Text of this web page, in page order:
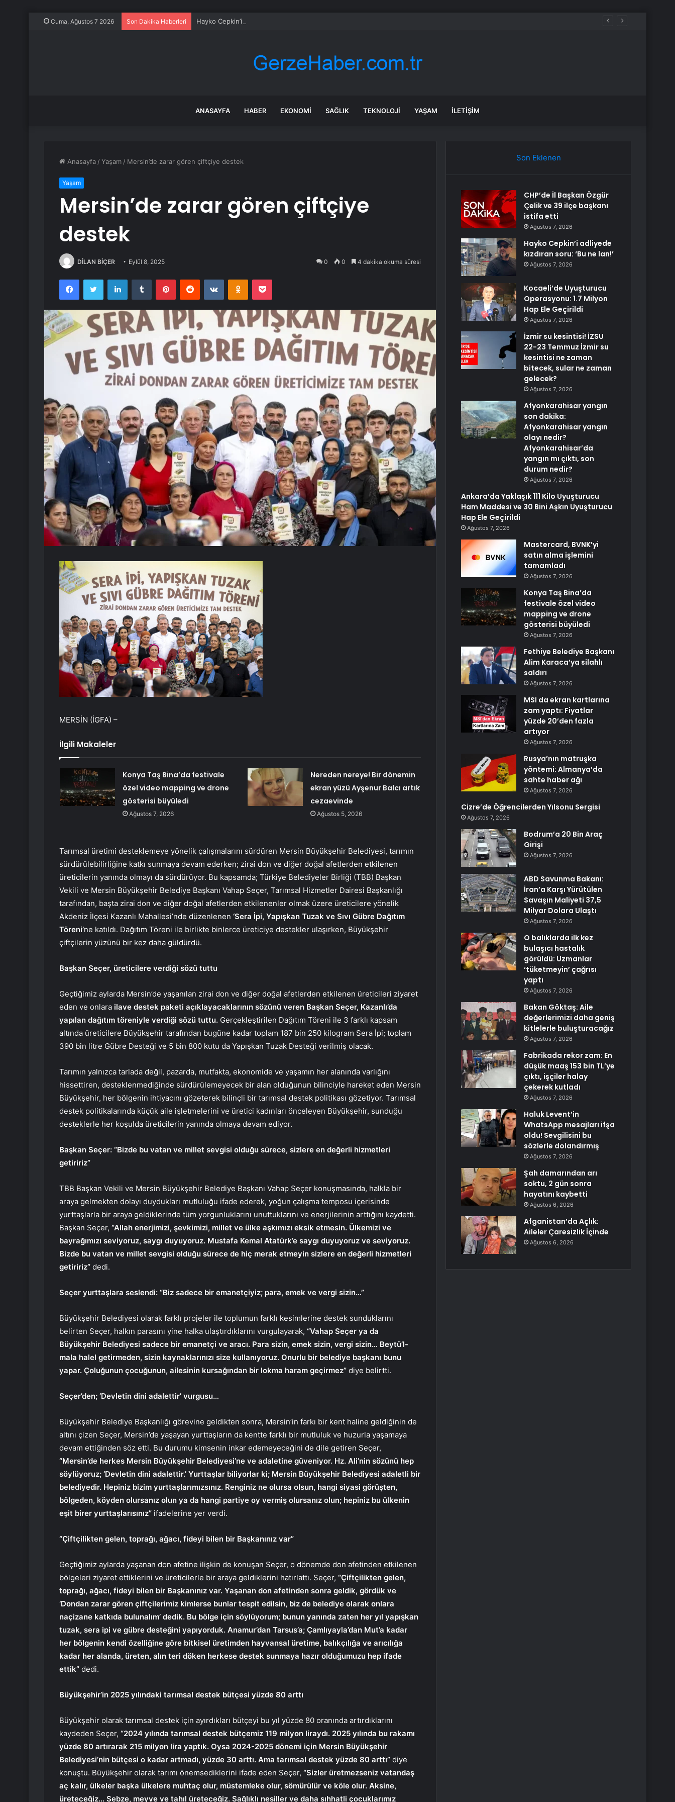
Cuma, Ağustos 7 2026 Son Dakika Haberleri Hayko Cepkin’i adliyede kızdıran soru: ‘Bu ne lan!’
ANASAYFA HABER EKONOMI SAĞLIK TEKNOLOJI YAŞAM İLETIŞIM
Anasayfa /Yaşam / Mersin’de zarar gören çiftçiye destek
Yaşam
Mersin’de zarar gören çiftçiye
destek
DİLAN BİÇER Eylül 8, 2025 0 0 4 dakika okuma süresi
FacebookTwitter LinkedInTumblr PinterestReddit VKontakteOdnoklassniki
Pocket
MERSİN (İGFA) –
İlgili Makaleler
Konya Taş Bina’da festivale
özel video mapping ve drone
gösterisi büyüledi
Ağustos 7, 2026
Nereden nereye! Bir dönemin
ekran yüzü Ayşenur Balcı artık
cezaevinde
Ağustos 5, 2026
Tarımsal üretimi desteklemeye yönelik çalışmalarını sürdüren Mersin Büyükşehir Belediyesi, tarımın
sürdürülebilirliğine katkı sunmaya devam ederken; zirai don ve diğer doğal afetlerden etkilenen
üreticilerin yanında olmayı da sürdürüyor. Bu kapsamda; Türkiye Belediyeler Birliği (TBB) Başkan
Vekili ve Mersin Büyükşehir Belediye Başkanı Vahap Seçer, Tarımsal Hizmetler Dairesi Başkanlığı
tarafından, başta zirai don ve diğer doğal afetlerden etkilenenler olmak üzere üreticilere yönelik
Akdeniz İlçesi Kazanlı Mahallesi’nde düzenlenen ‘Sera İpi, Yapışkan Tuzak ve Sıvı Gübre Dağıtım
Töreni’ne katıldı. Dağıtım Töreni ile birlikte binlerce üreticiye destekler ulaşırken, Büyükşehir
çiftçilerin yüzünü bir kez daha güldürdü.
Başkan Seçer, üreticilere verdiği sözü tuttu
Geçtiğimiz aylarda Mersin’de yaşanılan zirai don ve diğer doğal afetlerden etkilenen üreticileri ziyaret
eden ve onlara ilave destek paketi açıklayacaklarının sözünü veren Başkan Seçer, Kazanlı’da
yapılan dağıtım töreniyle verdiği sözü tuttu. Gerçekleştirilen Dağıtım Töreni ile 3 farklı kapsam
altında üreticilere Büyükşehir tarafından bugüne kadar toplam 187 bin 250 kilogram Sera İpi; toplam
390 bin litre Gübre Desteği ve 5 bin 800 kutu da Yapışkan Tuzak Desteği verilmiş olacak.
Tarımın yalnızca tarlada değil, pazarda, mutfakta, ekonomide ve yaşamın her alanında varlığını
hissettiren, desteklenmediğinde sürdürülemeyecek bir alan olduğunun bilinciyle hareket eden Mersin
Büyükşehir, her bölgenin ihtiyacını gözeterek bilinçli bir tarımsal destek politikası gözetiyor. Tarımsal
destek politikalarında küçük aile işletmelerini ve üretici kadınları önceleyen Büyükşehir, sunduğu
desteklerle her koşulda üreticilerin yanında olmaya devam ediyor.
Başkan Seçer: “Bizde bu vatan ve millet sevgisi olduğu sürece, sizlere en değerli hizmetleri
getiririz”
TBB Başkan Vekili ve Mersin Büyükşehir Belediye Başkanı Vahap Seçer konuşmasında, halkla bir
araya gelmekten dolayı duydukları mutluluğu ifade ederek, yoğun çalışma temposu içerisinde
yurttaşlarla bir araya geldiklerinde tüm yorgunluklarını unuttuklarını ve enerjilerinin arttığını kaydetti.
Başkan Seçer, “Allah enerjimizi, şevkimizi, millet ve ülke aşkımızı eksik etmesin. Ülkemizi ve
bayrağımızı seviyoruz, saygı duyuyoruz. Mustafa Kemal Atatürk’e saygı duyuyoruz ve seviyoruz.
Bizde bu vatan ve millet sevgisi olduğu sürece de hiç merak etmeyin sizlere en değerli hizmetleri
getiririz” dedi.
Seçer yurttaşlara seslendi: “Biz sadece bir emanetçiyiz; para, emek ve vergi sizin…”
Büyükşehir Belediyesi olarak farklı projeler ile toplumun farklı kesimlerine destek sunduklarını
belirten Seçer, halkın parasını yine halka ulaştırdıklarını vurgulayarak, “Vahap Seçer ya da
Büyükşehir Belediyesi sadece bir emanetçi ve aracı. Para sizin, emek sizin, vergi sizin… Beytü’l-
mala halel getirmeden, sizin kaynaklarınızı size kullanıyoruz. Onurlu bir belediye başkanı bunu
yapar. Çoluğunun çocuğunun, ailesinin kursağından bir lokma haram geçirmez” diye belirtti.
Seçer’den; ‘Devletin dini adalettir’ vurgusu…
Büyükşehir Belediye Başkanlığı görevine geldikten sonra, Mersin’in farkı bir kent haline geldiğinin de
altını çizen Seçer, Mersin’de yaşayan yurttaşların da kentte farklı bir mutluluk ve huzurla yaşamaya
devam ettiğinden söz etti. Bu durumu kimsenin inkar edemeyeceğini de dile getiren Seçer,
“Mersin’de herkes Mersin Büyükşehir Belediyesi’ne ve adaletine güveniyor. Hz. Ali’nin sözünü hep
söylüyoruz; ‘Devletin dini adalettir.’ Yurttaşlar biliyorlar ki; Mersin Büyükşehir Belediyesi adaletli bir
belediyedir. Hepiniz bizim yurttaşlarımızsınız. Renginiz ne olursa olsun, hangi siyasi görüşten,
bölgeden, köyden olursanız olun ya da hangi partiye oy vermiş olursanız olun; hepiniz bu ülkenin
eşit birer yurttaşlarısınız” ifadelerine yer verdi.
“Çiftçilikten gelen, toprağı, ağacı, fideyi bilen bir Başkanınız var”
Geçtiğimiz aylarda yaşanan don afetine ilişkin de konuşan Seçer, o dönemde don afetinden etkilenen
bölgeleri ziyaret ettiklerini ve üreticilerle bir araya geldiklerini hatırlattı. Seçer, “Çiftçilikten gelen,
toprağı, ağacı, fideyi bilen bir Başkanınız var. Yaşanan don afetinden sonra geldik, gördük ve
‘Dondan zarar gören çiftçilerimiz kimlerse bunlar tespit edilsin, biz de belediye olarak onlara
naçizane katkıda bulunalım’ dedik. Bu bölge için söylüyorum; bunun yanında zaten her yıl yapışkan
tuzak, sera ipi ve gübre desteğini yapıyorduk. Anamur’dan Tarsus’a; Çamlıyayla’dan Mut’a kadar
her bölgenin kendi özelliğine göre bitkisel üretimden hayvansal üretime, balıkçılığa ve arıcılığa
kadar her alanda, üreten, alın teri döken herkese destek sunmaya hazır olduğumuzu hep ifade
ettik” dedi.
Büyükşehir’in 2025 yılındaki tarımsal destek bütçesi yüzde 80 arttı
Büyükşehir olarak tarımsal destek için ayırdıkları bütçeyi bu yıl yüzde 80 oranında artırdıklarını
kaydeden Seçer, “2024 yılında tarımsal destek bütçemiz 119 milyon liraydı. 2025 yılında bu rakamı
yüzde 80 artırarak 215 milyon lira yaptık. Oysa 2024-2025 dönemi için Mersin Büyükşehir
Belediyesi’nin bütçesi o kadar artmadı, yüzde 30 arttı. Ama tarımsal destek yüzde 80 arttı” diye
konuştu. Büyükşehir olarak tarımı önemsediklerini ifade eden Seçer, “Sizler üretmezseniz vatandaş
aç kalır, ülkeler başka ülkelere muhtaç olur, müstemleke olur, sömürülür ve köle olur. Aksine,
üreteceğiz… Sebze, meyve ve tahıl üreteceğiz. Sağlıklı nesiller ve daha sıhhatli çocuklarımız
Son Eklenen
CHP’de İl Başkan Özgür
Çelik ve 39 ilçe başkanı
istifa etti
Ağustos 7, 2026
Hayko Cepkin’i adliyede
kızdıran soru: ‘Bu ne lan!’
Ağustos 7, 2026
Kocaeli’de Uyuşturucu
Operasyonu: 1.7 Milyon
Hap Ele Geçirildi
Ağustos 7, 2026
İzmir su kesintisi! İZSU
22-23 Temmuz İzmir su
kesintisi ne zaman
bitecek, sular ne zaman
gelecek?
Ağustos 7, 2026
Afyonkarahisar yangın
son dakika:
Afyonkarahisar yangın
olayı nedir?
Afyonkarahisar’da
yangın mı çıktı, son
durum nedir?
Ağustos 7, 2026
Ankara’da Yaklaşık 111 Kilo Uyuşturucu
Ham Maddesi ve 30 Bini Aşkın Uyuşturucu
Hap Ele Geçirildi
Ağustos 7, 2026
Mastercard, BVNK’yi
satın alma işlemini
tamamladı
Ağustos 7, 2026
Konya Taş Bina’da
festivale özel video
mapping ve drone
gösterisi büyüledi
Ağustos 7, 2026
Fethiye Belediye Başkanı
Alim Karaca’ya silahlı
saldırı
Ağustos 7, 2026
MSI da ekran kartlarına
zam yaptı: Fiyatlar
yüzde 20’den fazla
artıyor
Ağustos 7, 2026
Rusya’nın matruşka
yöntemi: Almanya’da
sahte haber ağı
Ağustos 7, 2026
Cizre’de Öğrencilerden Yılsonu Sergisi
Ağustos 7, 2026
Bodrum’a 20 Bin Araç
Girişi
Ağustos 7, 2026
ABD Savunma Bakanı:
İran’a Karşı Yürütülen
Savaşın Maliyeti 37,5
Milyar Dolara Ulaştı
Ağustos 7, 2026
O balıklarda ilk kez
bulaşıcı hastalık
görüldü: Uzmanlar
‘tüketmeyin’ çağrısı
yaptı
Ağustos 7, 2026
Bakan Göktaş: Aile
değerlerimizi daha geniş
kitlelerle buluşturacağız
Ağustos 7, 2026
Fabrikada rekor zam: En
düşük maaş 153 bin TL’ye
çıktı, işçiler halay
çekerek kutladı
Ağustos 7, 2026
Haluk Levent’in
WhatsApp mesajları ifşa
oldu! Sevgilisini bu
sözlerle dolandırmış
Ağustos 7, 2026
Şah damarından arı
soktu, 2 gün sonra
hayatını kaybetti
Ağustos 6, 2026
Afganistan’da Açlık:
Aileler Çaresizlik İçinde
Ağustos 6, 2026